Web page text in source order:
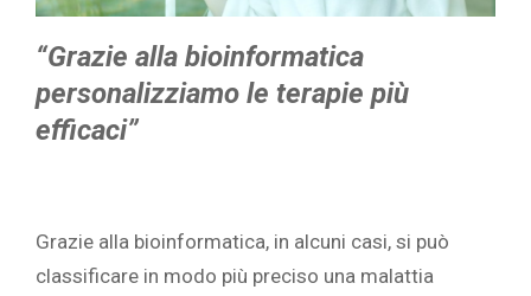
“Grazie alla bioinformatica
personalizziamo le terapie più
efficaci”
Grazie alla bioinformatica, in alcuni casi, si può
classificare in modo più preciso una malattia